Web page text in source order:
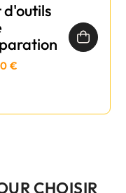
d'outils
€
CHOISIR